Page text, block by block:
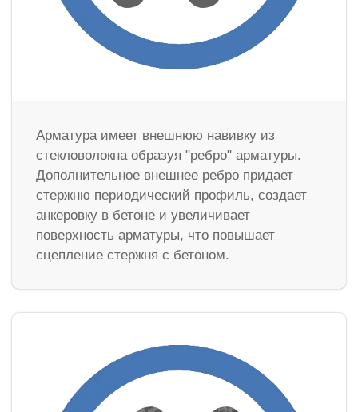
Арматура имеет внешнюю навивку из
стекловолокна образуя "ребро" арматуры.
Дополнительное внешнее ребро придает
стержню периодический профиль, создает
анкеровку в бетоне и увеличивает
поверхность арматуры, что повышает
сцепление стержня с бетоном.